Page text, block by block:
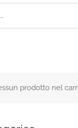
prodotto nel